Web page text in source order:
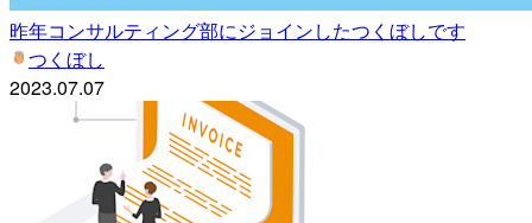
昨年コンサルティング部にジョインしたつくぼしです
つくぼし
2023.07.07